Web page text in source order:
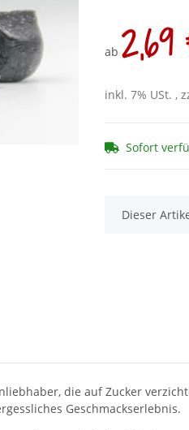
ab
inkl. 7% USt. ,
Sofort
x
Dieser
die auf Zucker
Geschmackserlebnis.